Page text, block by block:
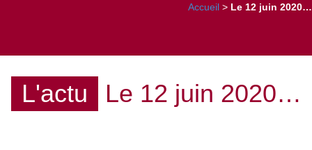
Accueil > Le 12 juin 2020…
L'actu Le 12 juin 2020…